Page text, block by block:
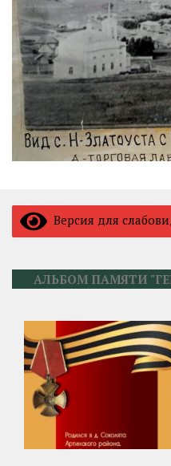
Версия для
АЛЬБОМ ПАМЯТИ